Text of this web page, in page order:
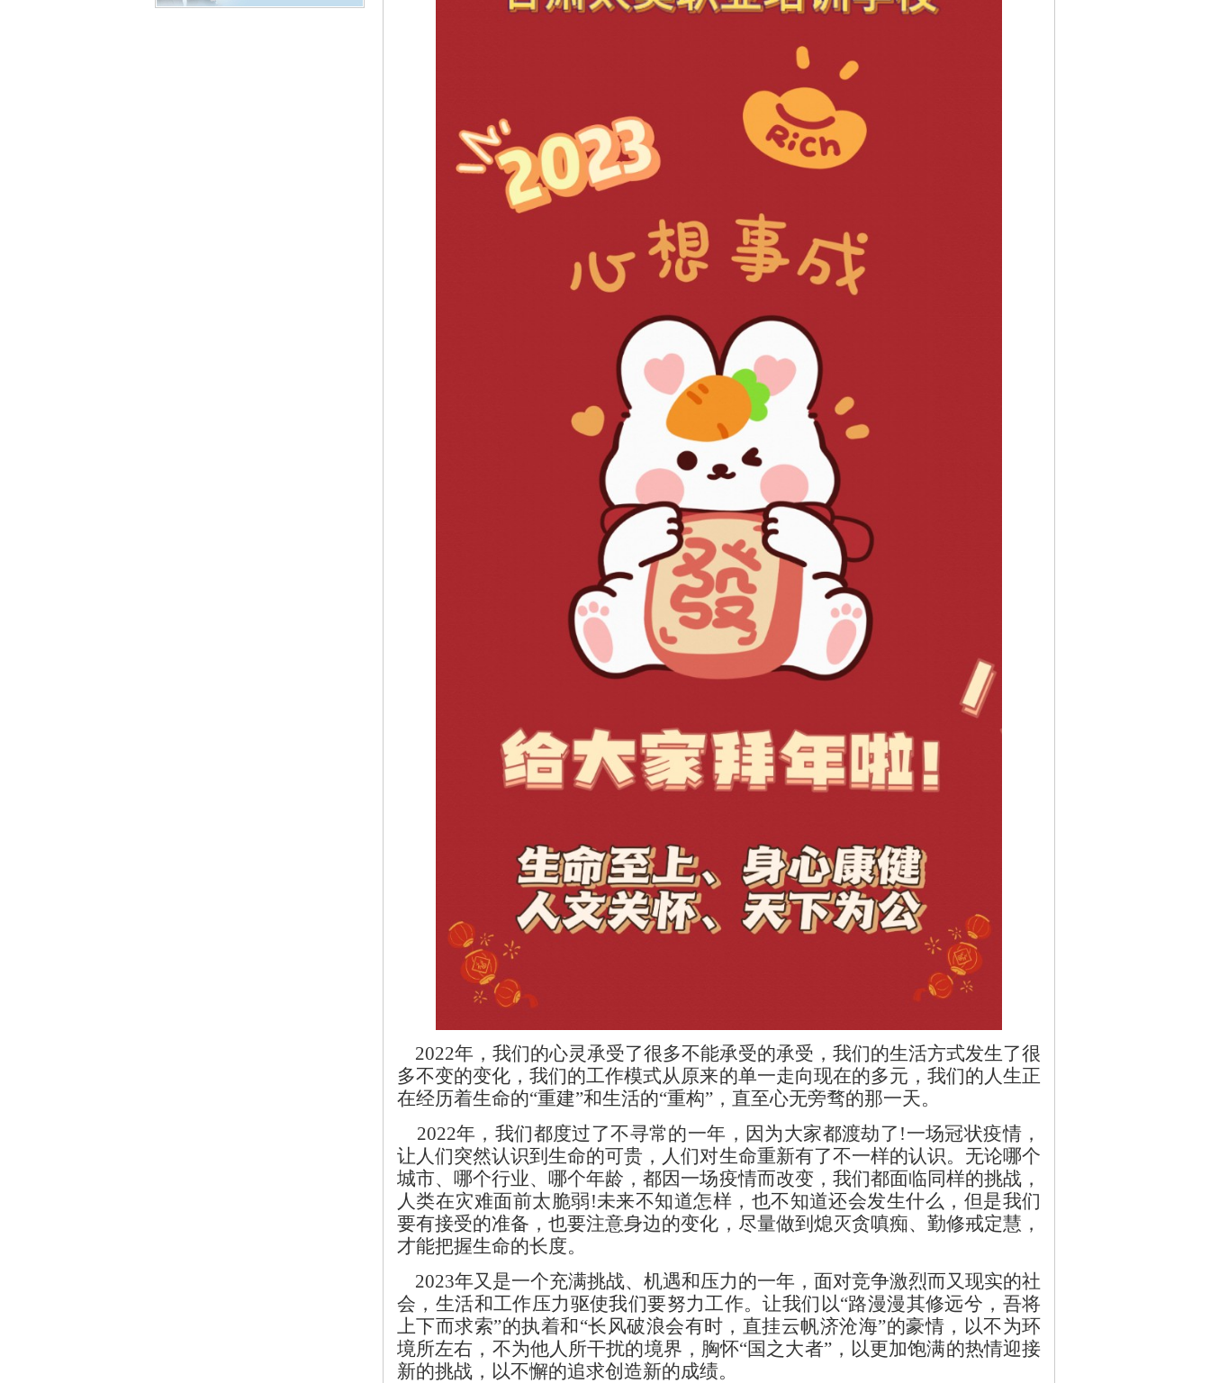
2022年，我们的心灵承受了很多不能承受的承受，我们的生活方式发生了很
多不变的变化，我们的工作模式从原来的单一走向现在的多元，我们的人生正
在经历着生命的“重建”和生活的“重构”，直至心无旁骛的那一天。
2022年，我们都度过了不寻常的一年，因为大家都渡劫了!一场冠状疫情，
让人们突然认识到生命的可贵，人们对生命重新有了不一样的认识。无论哪个
城市、哪个行业、哪个年龄，都因一场疫情而改变，我们都面临同样的挑战，
人类在灾难面前太脆弱!未来不知道怎样，也不知道还会发生什么，但是我们
要有接受的准备，也要注意身边的变化，尽量做到熄灭贪嗔痴、勤修戒定慧，
才能把握生命的长度。
2023年又是一个充满挑战、机遇和压力的一年，面对竞争激烈而又现实的社
会，生活和工作压力驱使我们要努力工作。让我们以“路漫漫其修远兮，吾将
上下而求索”的执着和“长风破浪会有时，直挂云帆济沧海”的豪情，以不为环
境所左右，不为他人所干扰的境界，胸怀“国之大者”，以更加饱满的热情迎接
新的挑战，以不懈的追求创造新的成绩。